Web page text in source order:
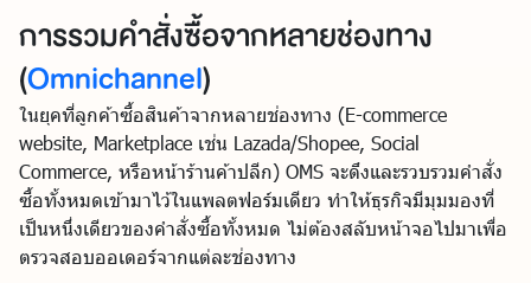
การรวมคำสั่งซื้อจากหลายช่องทาง
(Omnichannel)
ในยุคที่ลูกค้าซื้อสินค้าจากหลายช่องทาง (E-commerce
website, Marketplace เช่น Lazada/Shopee, Social
Commerce, หรือหน้าร้านค้าปลีก) OMS จะดึงและรวบรวมคำสั่ง
ซื้อทั้งหมดเข้ามาไว้ในแพลตฟอร์มเดียว ทำให้ธุรกิจมีมุมมองที่
เป็นหนึ่งเดียวของคำสั่งซื้อทั้งหมด ไม่ต้องสลับหน้าจอไปมาเพื่อ
ตรวจสอบออเดอร์จากแต่ละช่องทาง